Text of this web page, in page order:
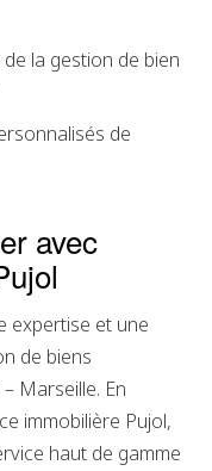
la gestion de bien
de
avec
expertise et une
de biens
Marseille. En
immobilière Pujol,
haut de gamme